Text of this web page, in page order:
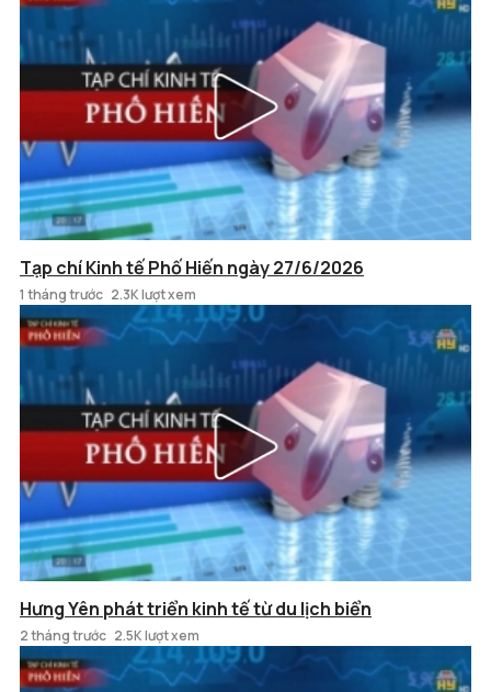
Tạp chí Kinh tế Phố Hiến ngày 27/6/2026
1 tháng trước 2.3K lượt xem
Hưng Yên phát triển kinh tế từ du lịch biển
2 tháng trước 2.5K lượt xem